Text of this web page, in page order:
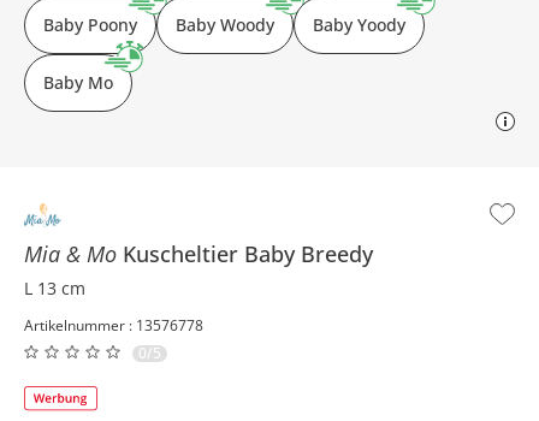
Mia & Mo Kuscheltier Baby Breedy
L 13 cm
Artikelnummer : 13576778
0/5
Baby Poony Baby Woody Baby Yoody
Baby Mo